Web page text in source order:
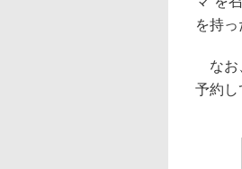
を持っ
なお
予約し